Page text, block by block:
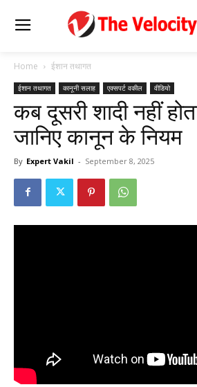
Home ईशान तथागत
ईशान तथागत कानूनी सलाह एक्सपर्ट वकील वीडियो
कब दूसरी शादी नहीं
जानिए कानून के नियम
By Expert Vakil - September 8, 2025